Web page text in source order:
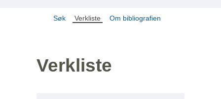
Søk Verkliste Om bibliografien
Verkliste